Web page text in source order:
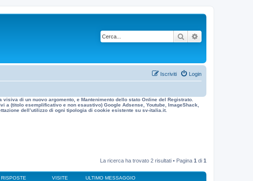
Cerca
Login
Iscriviti
di un nuovo argomento, e Mantenimento dello stato Online del Registrato.
(titolo esemplificativo e non esaustivo) Google Adsense, Youtube, ImageShack,
dell’utilizzo di ogni tipologia di cookie esistente su sv-italia.it.
La ricerca ha trovato 2 risultati • Pagina 1 di 1
RISPOSTE VISITE ULTIMO MESSAGGIO